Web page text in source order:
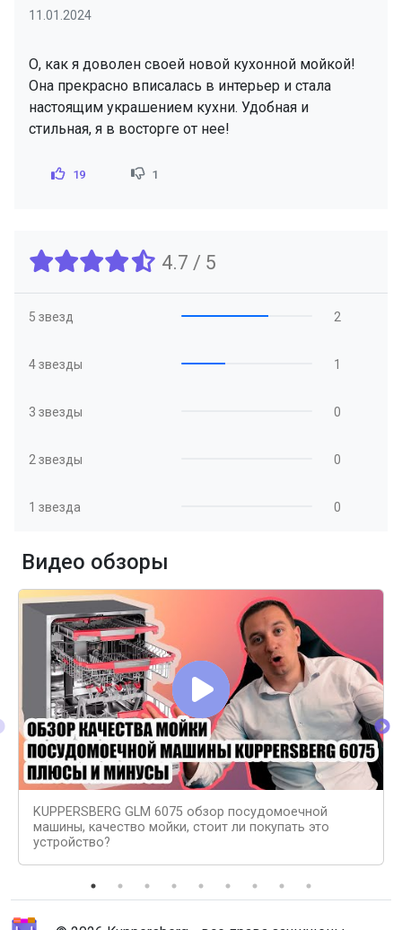
11.01.2024
О, как я доволен своей новой кухонной мойкой!
Она прекрасно вписалась в интерьер и стала
настоящим украшением кухни. Удобная и
стильная, я в восторге от нее!
19 1
4.7 / 5
5 звезд 2
4 звезды 1
3 звезды 0
2 звезды 0
1 звезда 0
Видео обзоры
KUPPERSBERG GLM 6075 обзор посудомоечной
машины, качество мойки, стоит ли покупать это
устройство?